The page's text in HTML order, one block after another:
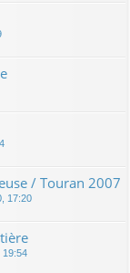
/ Touran 2007
17:20
19:54